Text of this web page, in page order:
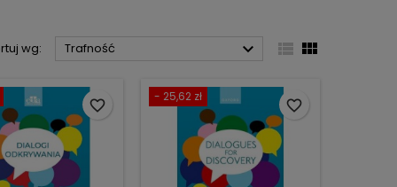
wg: Trafność   
favorite_border
- 25,62 zł
favorite_border